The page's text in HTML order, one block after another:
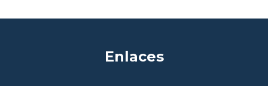
Enlaces